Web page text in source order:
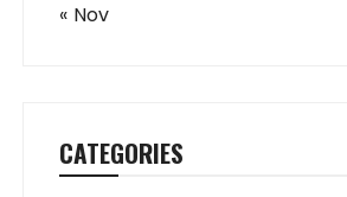
« Nov
CATEGORIES